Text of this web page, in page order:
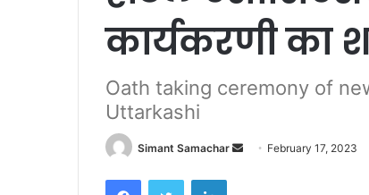
कार्यकरणी का
Oath taking ceremony of
Uttarkashi
Simant Samachar February 17, 2023